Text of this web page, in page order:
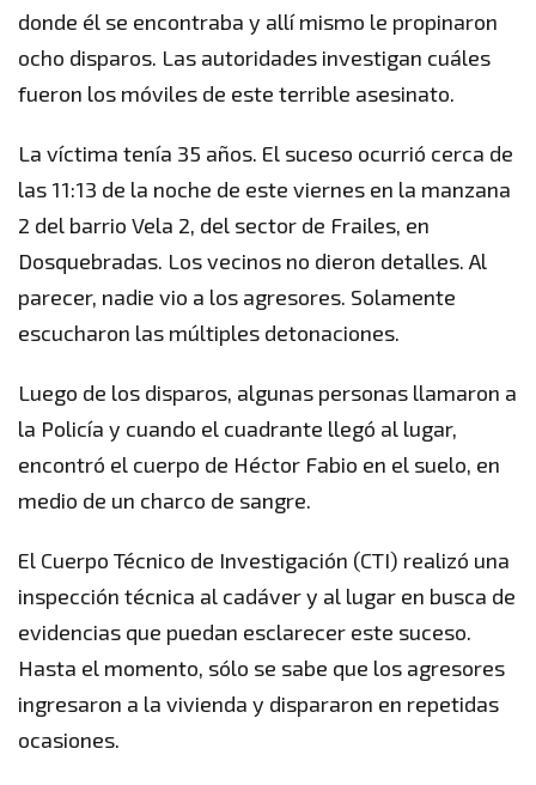
donde él se encontraba y allí mismo le propinaron
ocho disparos. Las autoridades investigan cuáles
fueron los móviles de este terrible asesinato.
La víctima tenía 35 años. El suceso ocurrió cerca de
las 11:13 de la noche de este viernes en la manzana
2 del barrio Vela 2, del sector de Frailes, en
Dosquebradas. Los vecinos no dieron detalles. Al
parecer, nadie vio a los agresores. Solamente
escucharon las múltiples detonaciones.
Luego de los disparos, algunas personas llamaron a
la Policía y cuando el cuadrante llegó al lugar,
encontró el cuerpo de Héctor Fabio en el suelo, en
medio de un charco de sangre.
El Cuerpo Técnico de Investigación (CTI) realizó una
inspección técnica al cadáver y al lugar en busca de
evidencias que puedan esclarecer este suceso.
Hasta el momento, sólo se sabe que los agresores
ingresaron a la vivienda y dispararon en repetidas
ocasiones.